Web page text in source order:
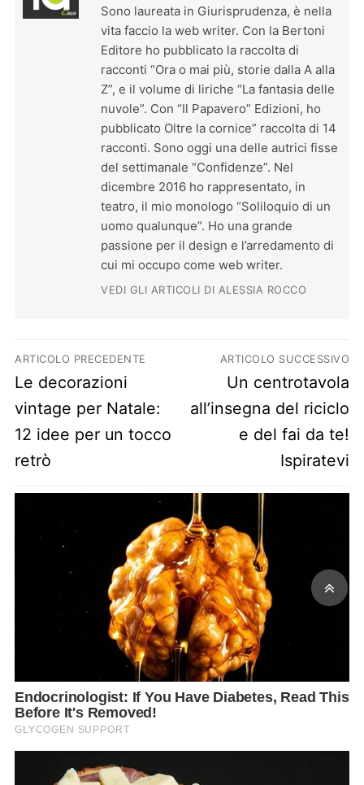
Sono laureata in Giurisprudenza, è nella
vita faccio la web writer. Con la Bertoni
Editore ho pubblicato la raccolta di
racconti “Ora o mai più, storie dalla A alla
Z”, e il volume di liriche “La fantasia delle
nuvole”. Con “Il Papavero” Edizioni, ho
pubblicato Oltre la cornice” raccolta di 14
racconti. Sono oggi una delle autrici fisse
del settimanale “Confidenze”. Nel
dicembre 2016 ho rappresentato, in
teatro, il mio monologo “Soliloquio di un
uomo qualunque”. Ho una grande
passione per il design e l’arredamento di
cui mi occupo come web writer.
VEDI GLI ARTICOLI DI ALESSIA ROCCO
Navigazione articoli
ARTICOLO PRECEDENTE
Previous post:
Le decorazioni
vintage per Natale:
12 idee per un tocco
retrò
ARTICOLO SUCCESSIVO
Next post:
Un centrotavola
all’insegna del riciclo
e del fai da te!
Ispiratevi